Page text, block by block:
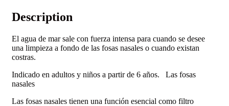
Description
El agua de mar sale con fuerza intensa para cuando se desee
una limpieza a fondo de las fosas nasales o cuando existan
costras.
Indicado en adultos y niños a partir de 6 años. Las fosas
nasales
Las fosas nasales tienen una función esencial como filtro